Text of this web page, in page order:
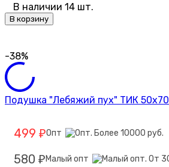
В наличии 14 шт.
В корзину
-38%
Подушка "Лебяжий пух" ТИК 50х70
499 ₽Опт
580 ₽ Малый опт